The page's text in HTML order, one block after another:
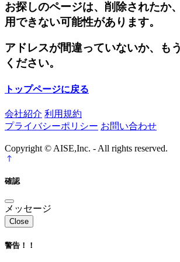
お探しのページは、削除されたか
用できない可能性があります。
アドレスが間違っていないか、も
ください。
トップページに戻る
会社紹介 利用規約
プライバシーポリシー お問い合わせ
Copyright © AISE,Inc. - All rights reserved.
確認
メッセージ
Close
警告！！